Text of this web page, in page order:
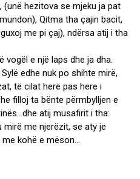
hezitova se mjeku ja pat
Qitma tha çajin bacit,
me pi çaj), ndërsa atij i tha
vogël e një laps dhe ja dha.
edhe nuk po shihte mirë,
të cilat herë pas here i
filloj ta bënte përmbylljen e
atij musafirit i tha:
mirë me njerëzit, se aty je
me kohë e mëson…